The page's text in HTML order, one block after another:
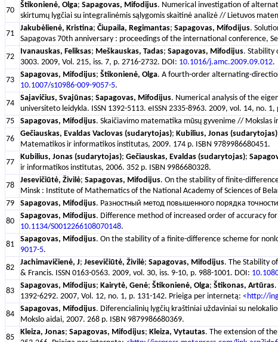
70
Štikonienė, Olga; Sapagovas, Mifodijus. Numerical investigation of
skirtumų lygčiai su integralinėmis sąlygomis skaitinė analizė // Lietuvos
71
Jakubėlienė, Kristina; Čiupaila, Regimantas; Sapagovas, Mifodijus.
Sapagovas 70th anniversary : proceedings of the international conference,
72
Ivanauskas, Feliksas; Meškauskas, Tadas; Sapagovas, Mifodijus. Stability
3003. 2009, Vol. 215, iss. 7, p. 2716-2732. DOI: 10.1016/j.amc.2009.09.012.
73
Sapagovas, Mifodijus; Štikonienė, Olga. A fourth-order alternating-
10.1007/s10986-009-9057-5.
74
Sajavičius, Svajūnas; Sapagovas, Mifodijus. Numerical analysis of the
universiteto leidykla. ISSN 1392-5113. eISSN 2335-8963. 2009, vol. 14, no. 1,
75
Sapagovas, Mifodijus. Skaičiavimo matematika mūsų gyvenime // Mokslas
76
Gečiauskas, Evaldas Vaclovas (sudarytojas); Kubilius, Jonas (sudarytojas)
Matematikos ir informatikos institutas, 2009. 174 p. ISBN 9789986680451.
77
Kubilius, Jonas (sudarytojas); Gečiauskas, Evaldas (sudarytojas);
ir informatikos institutas, 2006. 352 p. ISBN 9986680328.
78
Jesevičiūtė, Živilė; Sapagovas, Mifodijus. On the stability of finite-
Minsk : Institute of Mathematics of the National Academy of Sciences of
79
Sapagovas, Mifodijus. Разностный метод повышенного порядка
80
Sapagovas, Mifodijus. Difference method of increased order of accuracy
10.1134/S0012266108070148.
81
Sapagovas, Mifodijus. On the stability of a finite-difference scheme for
9017-5.
82
Jachimavičienė, J; Jesevičiūtė, Živilė; Sapagovas, Mifodijus. The Stability
& Francis. ISSN 0163-0563. 2009, vol. 30, iss. 9-10, p. 988-1001. DOI:
83
Sapagovas, Mifodijus; Kairytė, Genė; Štikonienė, Olga; Štikonas, Artūras
1392-6292. 2007, Vol. 12, no. 1, p. 131-142. Prieiga per internetą: <http://
84
Sapagovas, Mifodijus. Diferencialinių lygčių kraštiniai uždaviniai su
Mokslo aidai, 2007. 268 p. ISBN 9879986680369.
85
Kleiza, Jonas; Sapagovas, Mifodijus; Kleiza, Vytautas. The extension of